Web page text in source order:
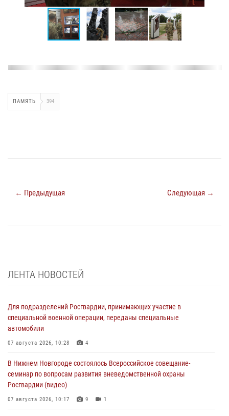
ПАМЯТЬ 394
← Предыдущая Следующая →
ЛЕНТА НОВОСТЕЙ
Для подразделений Росгвардии, принимающих участие в
специальной военной операции, переданы специальные
автомобили
07 августа 2026, 10:28 4
В Нижнем Новгороде состоялось Всероссийское совещание-
семинар по вопросам развития вневедомственной охраны
Росгвардии (видео)
07 августа 2026, 10:17 9 1